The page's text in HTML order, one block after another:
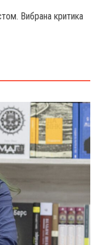
Вибрана критика